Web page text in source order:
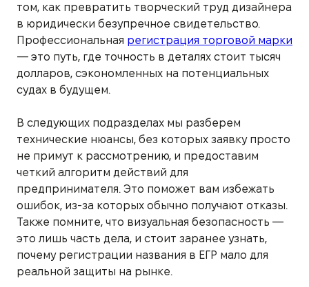
том, как превратить творческий труд дизайнера
в юридически безупречное свидетельство.
Профессиональная регистрация торговой марки
— это путь, где точность в деталях стоит тысяч
долларов, сэкономленных на потенциальных
судах в будущем.
В следующих подразделах мы разберем
технические нюансы, без которых заявку просто
не примут к рассмотрению, и предоставим
четкий алгоритм действий для
предпринимателя. Это поможет вам избежать
ошибок, из-за которых обычно получают отказы.
Также помните, что визуальная безопасность —
это лишь часть дела, и стоит заранее узнать,
почему регистрации названия в ЕГР мало для
реальной защиты на рынке.